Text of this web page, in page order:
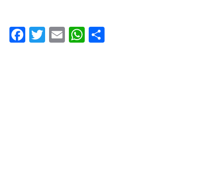
Facebook
Twitter
EmailWhatsApp